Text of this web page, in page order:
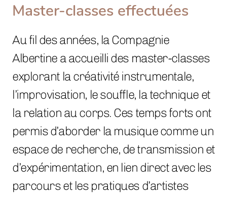
Master-classes effectuées
Au fil des années, la Compagnie
Albertine a accueilli des master-classes
explorant la créativité instrumentale,
l’improvisation, le souffle, la technique et
la relation au corps. Ces temps forts ont
permis d’aborder la musique comme un
espace de recherche, de transmission et
d’expérimentation, en lien direct avec les
parcours et les pratiques d’artistes